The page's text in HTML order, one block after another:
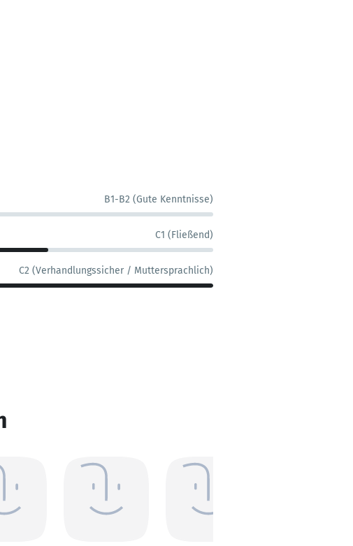
B1-B2 (Gute Kenntnisse)
C1 (Fließend)
C2 (Verhandlungssicher / Muttersprachlich)